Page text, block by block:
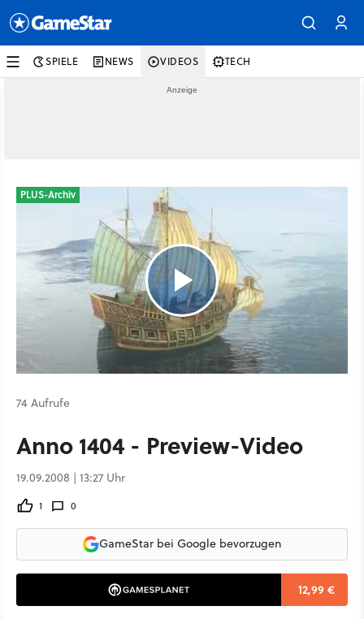
SPIELE NEWS VIDEOS TECH
PLUS-Archiv
74 Aufrufe
Anno 1404 - Preview-Video
19.09.2008 | 13:27 Uhr
1 0
GameStar bei Google bevorzugen
12,99 €